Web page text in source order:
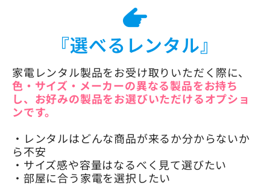
『選べるレンタル』
家電レンタル製品をお受け取りいただく際に、
色・サイズ・メーカーの異なる製品をお持ち
し、お好みの製品をお選びいただけるオプショ
ンです。
・レンタルはどんな商品が来るか分からないか
ら不安
・サイズ感や容量はなるべく見て選びたい
・部屋に合う家電を選択したい